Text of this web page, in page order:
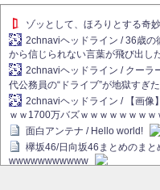
ゾッとして、ほろりとする奇妙
2chnaviヘッドライン / 36歳の
から信じられない言葉が飛び出し
2chnaviヘッドライン / クー
代公務員の“ドライブ”が地獄すぎ
2chnaviヘッドライン / 【画像
ｗｗ1700万バズｗｗｗｗｗｗｗｗ
面白アンテナ / Hello world!
欅坂46/日向坂46まとめのま
wwwwwwwwwww